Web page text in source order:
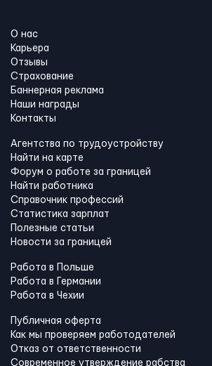
О нас
Карьера
Отзывы
Страхование
Баннерная реклама
Наши награды
Контакты
Агентства по трудоустройству
Найти на карте
Форум о работе за границей
Найти работника
Справочник профессий
Статистика зарплат
Полезные статьи
Новости за границей
Работа в Польше
Работа в Германии
Работа в Чехии
Публичная оферта
Как мы проверяем работодателей
Отказ от ответственности
Современное утверждение рабства